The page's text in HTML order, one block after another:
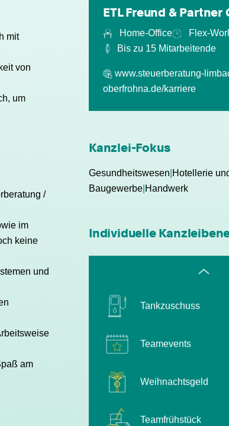
mit
von
um
/
im
keine
und
am
ETL Freund & Partner
Home-Office
Flex-
Bis zu 15 Mitarbeitende
www.steuerberatung-
oberfrohna.de/karriere
Kanzlei-Fokus
Gesundheitswesen Hotellerie
Baugewerbe Handwerk
Individuelle
individuelle Fort- &
persönliche
betriebliche
attraktive
Bonuszahlungen
Teamevents
Weihnachtsgeld
Teamfrühstück
Dienstwagen